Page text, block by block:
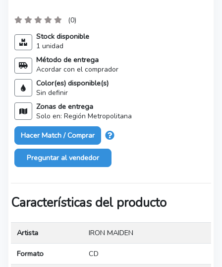
(0)
Stock disponible
1 unidad
Método de entrega
Acordar con el comprador
Color(es) disponible(s)
Sin definir
Zonas de entrega
Solo en: Región Metropolitana
Hacer Match / Comprar
Preguntar al vendedor
Características del producto
Artista IRON MAIDEN
Formato CD